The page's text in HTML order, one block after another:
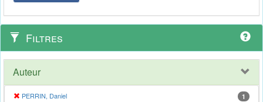
Filtres
Auteur
PERRIN, Daniel 1